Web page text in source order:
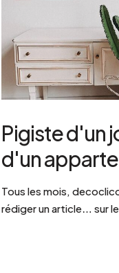
Pigiste d'un
d'un
Tous les mois,
rédiger un article… sur